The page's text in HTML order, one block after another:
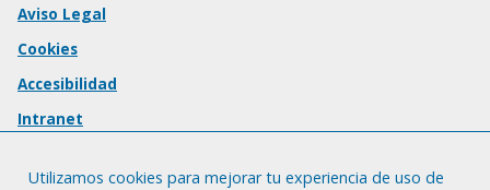
Aviso Legal
Cookies
Accesibilidad
Intranet
Utilizamos cookies para mejorar tu experiencia de uso de